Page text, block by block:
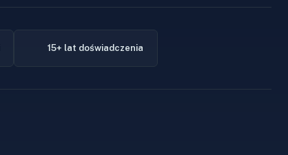
15+ lat doświadczenia